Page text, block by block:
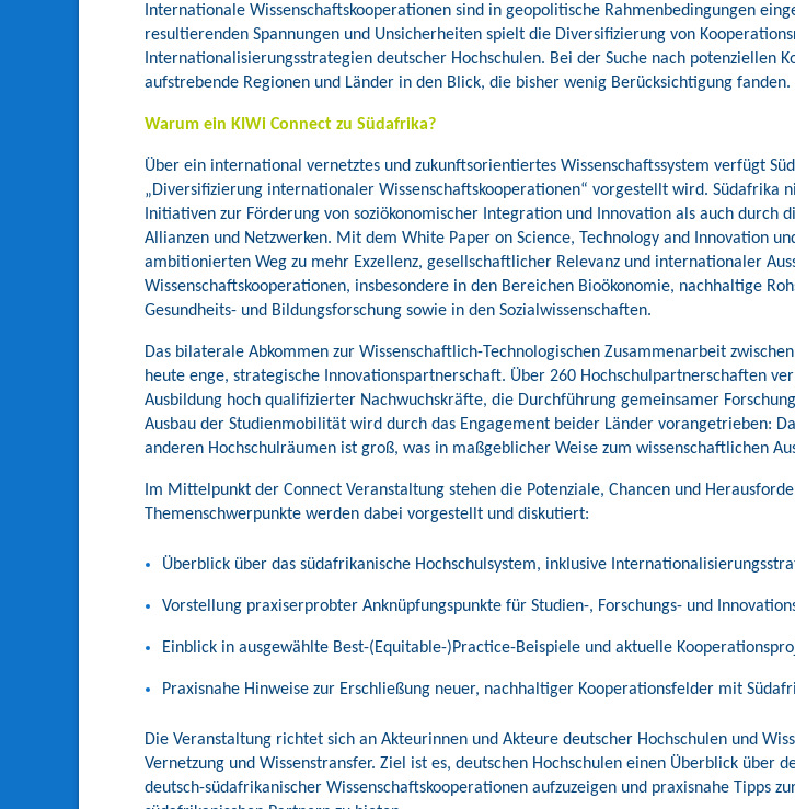
Internationale Wissenschaftskooperationen sind in geopolitische Rahmenbedingungen
resultierenden Spannungen und Unsicherheiten spielt die Diversifizierung von
Internationalisierungsstrategien deutscher Hochschulen. Bei der Suche nach potenziellen
aufstrebende Regionen und Länder in den Blick, die bisher wenig Berücksichtigung fanden.
Warum ein KIWi Connect zu Südafrika?
Über ein international vernetztes und zukunftsorientiertes Wissenschaftssystem verfügt
„Diversifizierung internationaler Wissenschaftskooperationen“ vorgestellt wird.
Initiativen zur Förderung von soziökonomischer Integration und Innovation als auch
Allianzen und Netzwerken. Mit dem White Paper on Science, Technology and Innovation
ambitionierten Weg zu mehr Exzellenz, gesellschaftlicher Relevanz und internationaler
Wissenschaftskooperationen, insbesondere in den Bereichen Bioökonomie, nachhaltige
Gesundheits- und Bildungsforschung sowie in den Sozialwissenschaften.
Das bilaterale Abkommen zur Wissenschaftlich-Technologischen Zusammenarbeit
heute enge, strategische Innovationspartnerschaft. Über 260 Hochschulpartnerschaften
Ausbildung hoch qualifizierter Nachwuchskräfte, die Durchführung gemeinsamer
Ausbau der Studienmobilität wird durch das Engagement beider Länder vorangetrieben:
anderen Hochschulräumen ist groß, was in maßgeblicher Weise zum wissenschaftlichen
Im Mittelpunkt der Connect Veranstaltung stehen die Potenziale, Chancen und
Themenschwerpunkte werden dabei vorgestellt und diskutiert:
Überblick über das südafrikanische Hochschulsystem, inklusive
Vorstellung praxiserprobter Anknüpfungspunkte für Studien-, Forschungs- und
Einblick in ausgewählte Best-(Equitable-)Practice-Beispiele und aktuelle
Praxisnahe Hinweise zur Erschließung neuer, nachhaltiger Kooperationsfelder mit
Die Veranstaltung richtet sich an Akteurinnen und Akteure deutscher Hochschulen und
Vernetzung und Wissenstransfer. Ziel ist es, deutschen Hochschulen einen Überblick über
deutsch-südafrikanischer Wissenschaftskooperationen aufzuzeigen und praxisnahe Tipps